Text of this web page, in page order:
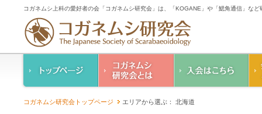
コガネムシ上科の愛好者の会「コガネムシ研究会」は、「KOGANE」や「鰓角通信」な
ご案内
コガネムシ研究会トップページ エリアから選ぶ： 北海道